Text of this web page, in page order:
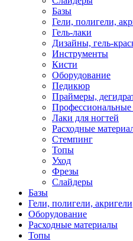
Базы
Гели, полигели,
Гель-лаки
Дизайны, гель-
Инструменты
Кисти
Оборудование
Педикюр
Праймеры,
Профессиональные
Лаки для ногтей
Расходные
Стемпинг
Топы
Уход
Фрезы
Слайдеры
Базы
Гели, полигели, акригели
Оборудование
Расходные материалы
Топы